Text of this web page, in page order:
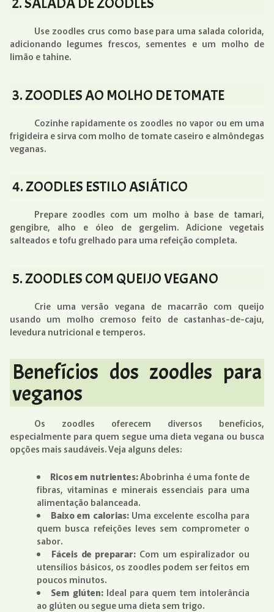
Use zoodles crus como base para uma salada colorida,
adicionando legumes frescos, sementes e um molho de
limão e tahine.
3. ZOODLES AO MOLHO DE TOMATE
Cozinhe rapidamente os zoodles no vapor ou em uma
frigideira e sirva com molho de tomate caseiro e almôndegas
veganas.
4. ZOODLES ESTILO ASIÁTICO
Prepare zoodles com um molho à base de tamari,
gengibre, alho e óleo de gergelim. Adicione vegetais
salteados e tofu grelhado para uma refeição completa.
5. ZOODLES COM QUEIJO VEGANO
Crie uma versão vegana de macarrão com queijo
usando um molho cremoso feito de castanhas-de-caju,
levedura nutricional e temperos.
Benefícios dos zoodles para
veganos
Os zoodles oferecem diversos benefícios,
especialmente para quem segue uma dieta vegana ou busca
opções mais saudáveis. Veja alguns deles:
Ricos em nutrientes:Abobrinha é uma fonte de
fibras, vitaminas e minerais essenciais para uma
alimentação balanceada.
Baixo em calorias:Uma excelente escolha para
quem busca refeições leves sem comprometer o
sabor.
Fáceis de preparar: Com um espiralizador ou
utensílios básicos, os zoodles podem ser feitos em
poucos minutos.
Sem glúten:Ideal para quem tem intolerância
ao glúten ou segue uma dieta sem trigo.